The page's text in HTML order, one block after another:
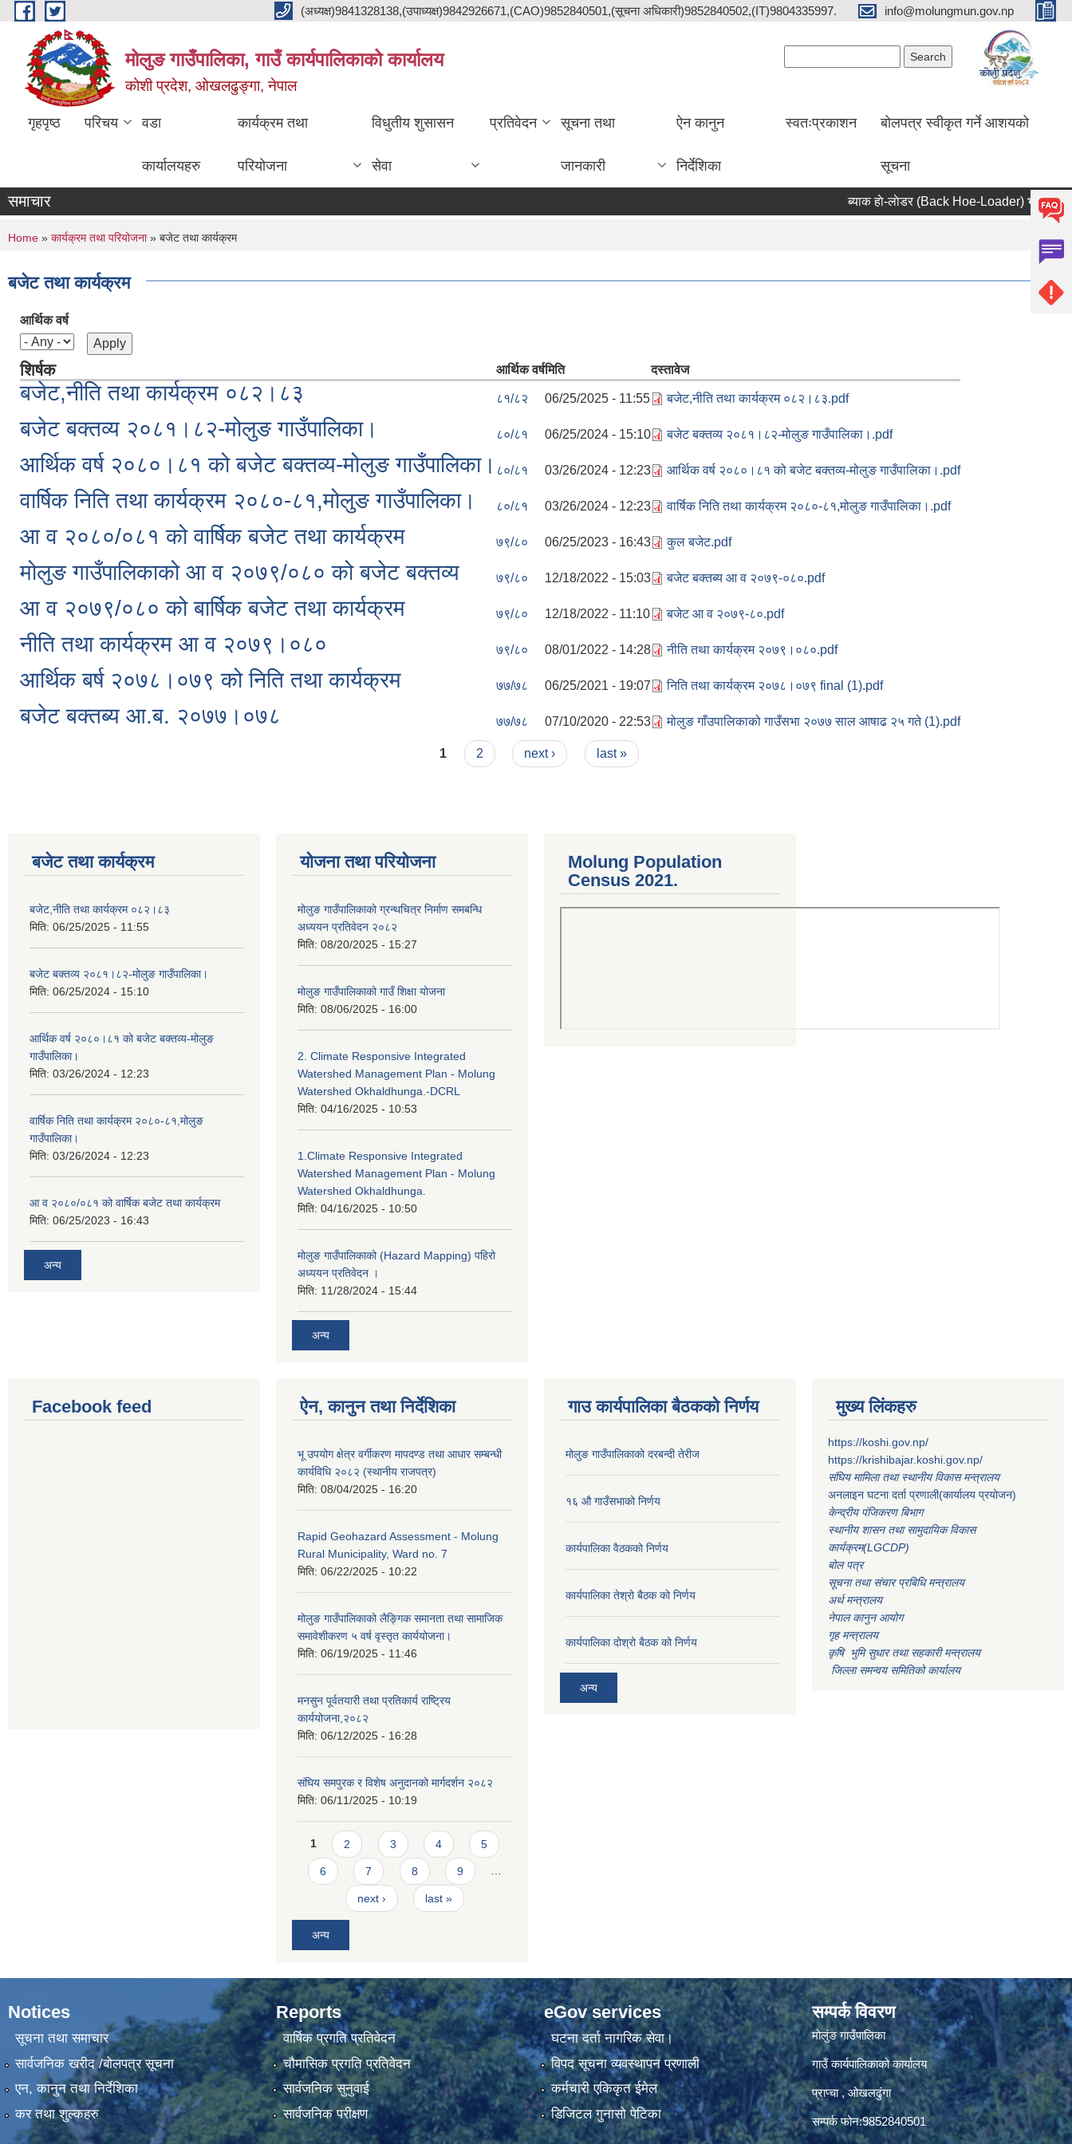
Skip to main content (अध्यक्ष)9841328138,(उपाध्यक्ष)9842926671,(CAO)9852840501,(सूचना अधिकारी)9852840502,(IT)9804335997. info@molungmun.gov.np
मोलुङ गाउँपालिका, गाउँ कार्यपालिकाको कार्यालय
कोशी प्रदेश, ओखलढुङ्गा, नेपाल
गृहपृष्ठ परिचय वडा
कार्यालयहरु
कार्यक्रम तथा
परियोजना
विधुतीय शुसासन
सेवा
प्रतिवेदन सूचना तथा
जानकारी
ऐन कानुन
निर्देशिका
स्वतःप्रकाशन बोलपत्र स्वीकृत गर्ने आशयको
सूचना
समाचार ब्याक हाे-लाेडर (Back Hoe-Loader) भाडामा लिने
You are here
Home » कार्यक्रम तथा परियोजना» बजेट तथा कार्यक्रम
बजेट तथा कार्यक्रम
आर्थिक वर्ष
शिर्षक आर्थिक वर्षमिति दस्तावेज
बजेट,नीति तथा कार्यक्रम ०८२।८३ ८१/८२ 06/25/2025 - 11:55 बजेट,नीति तथा कार्यक्रम ०८२।८३.pdf
बजेट बक्तव्य २०८१।८२-मोलुङ गाउँपालिका। ८०/८१ 06/25/2024 - 15:10 बजेट बक्तव्य २०८१।८२-मोलुङ गाउँपालिका।.pdf
आर्थिक वर्ष २०८०।८१ को बजेट बक्तव्य-मोलुङ गाउँपालिका। ८०/८१ 03/26/2024 - 12:23 आर्थिक वर्ष २०८०।८१ को बजेट बक्तव्य-मोलुङ गाउँपालिका।.pdf
वार्षिक निति तथा कार्यक्रम २०८०-८१,मोलुङ गाउँपालिका। ८०/८१ 03/26/2024 - 12:23 वार्षिक निति तथा कार्यक्रम २०८०-८१,मोलुङ गाउँपालिका।.pdf
आ व २०८०/०८१ को वार्षिक बजेट तथा कार्यक्रम ७९/८० 06/25/2023 - 16:43 कुल बजेट.pdf
मोलुङ गाउँपालिकाको आ व २०७९/०८० को बजेट बक्तव्य ७९/८० 12/18/2022 - 15:03 बजेट बक्तब्य आ व २०७९-०८०.pdf
आ व २०७९/०८० को बार्षिक बजेट तथा कार्यक्रम ७९/८० 12/18/2022 - 11:10 बजेट आ व २०७९-८०.pdf
नीति तथा कार्यक्रम आ व २०७९।०८० ७९/८० 08/01/2022 - 14:28 नीति तथा कार्यक्रम २०७९।०८०.pdf
आर्थिक बर्ष २०७८।०७९ को निति तथा कार्यक्रम ७७/७८ 06/25/2021 - 19:07 निति तथा कार्यक्रम २०७८।०७९ final (1).pdf
बजेट बक्तब्य आ.ब. २०७७।०७८ ७७/७८ 07/10/2020 - 22:53 मोलुङ गाँउपालिकाको गाउँसभा २०७७ साल आषाढ २५ गते (1).pdf
1 2 next › last »
बजेट तथा कार्यक्रम
बजेट,नीति तथा कार्यक्रम ०८२।८३
मिति: 06/25/2025 - 11:55
बजेट बक्तव्य २०८१।८२-मोलुङ गाउँपालिका।
मिति: 06/25/2024 - 15:10
आर्थिक वर्ष २०८०।८१ को बजेट बक्तव्य-मोलुङ
गाउँपालिका।
मिति: 03/26/2024 - 12:23
वार्षिक निति तथा कार्यक्रम २०८०-८१,मोलुङ
गाउँपालिका।
मिति: 03/26/2024 - 12:23
आ व २०८०/०८१ को वार्षिक बजेट तथा कार्यक्रम
मिति: 06/25/2023 - 16:43
अन्य
योजना तथा परियोजना
मोलुङ गाउँपालिकाको ग्रन्थचित्र निर्माण समबन्धि
अध्ययन प्रतिवेदन २०८२
मिति: 08/20/2025 - 15:27
मोलुङ गाउँपालिकाको गाउँ शिक्षा योजना
मिति: 08/06/2025 - 16:00
2. Climate Responsive Integrated
Watershed Management Plan - Molung
Watershed Okhaldhunga.-DCRL
मिति: 04/16/2025 - 10:53
1.Climate Responsive Integrated
Watershed Management Plan - Molung
Watershed Okhaldhunga.
मिति: 04/16/2025 - 10:50
मोलुङ गाउँपालिकाको (Hazard Mapping) पहिरो
अध्ययन प्रतिवेदन ।
मिति: 11/28/2024 - 15:44
अन्य
Molung Population
Census 2021.
Facebook feed ऐन, कानुन तथा निर्देशिका
भू उपयोग क्षेत्र वर्गीकरण मापदण्ड तथा आधार सम्बन्धी
कार्यविधि २०८२ (स्थानीय राजपत्र)
मिति: 08/04/2025 - 16:20
Rapid Geohazard Assessment - Molung
Rural Municipality, Ward no. 7
मिति: 06/22/2025 - 10:22
मोलुङ गाउँपालिकाको लैङ्गिक समानता तथा सामाजिक
समावेशीकरण ५ वर्ष वृस्तृत कार्ययोजना।
मिति: 06/19/2025 - 11:46
मनसुन पूर्वतयारी तथा प्रतिकार्य राष्ट्रिय
कार्ययोजना,२०८२
मिति: 06/12/2025 - 16:28
संघिय समपुरक र विशेष अनुदानको मार्गदर्शन २०८२
मिति: 06/11/2025 - 10:19
Pages
1 2 3 4 5
6 7 8 9 …
next › last »
अन्य
गाउ कार्यपालिका बैठकको निर्णय
मोलुङ गाउँपालिकाको दरबन्दी तेरीज
१६ औ गाउँसभाको निर्णय
कार्यपालिका वैठकको निर्णय
कार्यपालिका तेश्रो बैठक को निर्णय
कार्यपालिका दोश्रो बैठक को निर्णय
अन्य
मुख्य लिंकहरु
https://koshi.gov.np/
https://krishibajar.koshi.gov.np/
संघिय मामिला तथा स्थानीय विकास मन्त्रालय
अनलाइन घटना दर्ता प्रणाली(कार्यालय प्रयोजन)
केन्द्रीय पंजिकरण बिभाग
स्थानीय शासन तथा सामुदायिक विकास
कार्यक्रम(LGCDP)
बोल पत्र
सूचना तथा संचार प्रबिधि मन्त्रालय
अर्थ मन्त्रालय
नेपाल कानुन आयोग
गृह मन्त्रालय
कृषि भुमि सुधार तथा सहकारी मन्त्रालय
जिल्ला समन्वय समितिको कार्यालय
Notices
सूचना तथा समाचार
सार्वजनिक खरीद /बोलपत्र सूचना
एन, कानुन तथा निर्देशिका
कर तथा शुल्कहरु
Reports
वार्षिक प्रगति प्रतिवेदन
चौमासिक प्रगति प्रतिवेदन
सार्वजनिक सुनुवाई
सार्वजनिक परीक्षण
eGov services
घटना दर्ता नागरिक सेवा।
विपद सूचना व्यवस्थापन प्रणाली
कर्मचारी एकिकृत ईमेल
डिजिटल गुनासो पेटिका
सम्पर्क विवरण
मोलुंङ गाउँपालिका
गाउँ कार्यपालिकाको कार्यालय
प्राप्चा , ओखलढुंगा
सम्पर्क फोन:9852840501